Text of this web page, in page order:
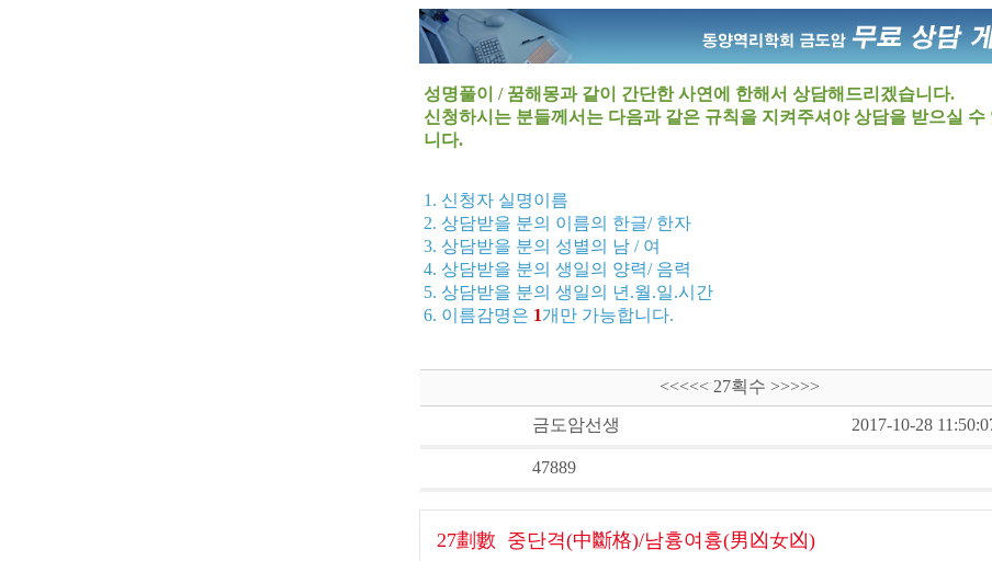
성명풀이 / 꿈해몽과 같이 간단한 사연에 한해서 상담해드리겠습니다.
신청하시는 분들께서는 다음과 같은 규칙을 지켜주셔야 상담을 받으실 수
니다.
1. 신청자 실명이름
2. 상담받을 분의 이름의 한글/ 한자
3. 상담받을 분의 성별의 남 / 여
4. 상담받을 분의 생일의 양력/ 음력
5. 상담받을 분의 생일의 년.월.일.시간
6. 이름감명은 1개만 가능합니다.
<<<<< 27획수 >>>>>
금도암선생 2017-10-28
47889
27劃數 중단격(中斷格)/남흉여흉(男凶女凶)